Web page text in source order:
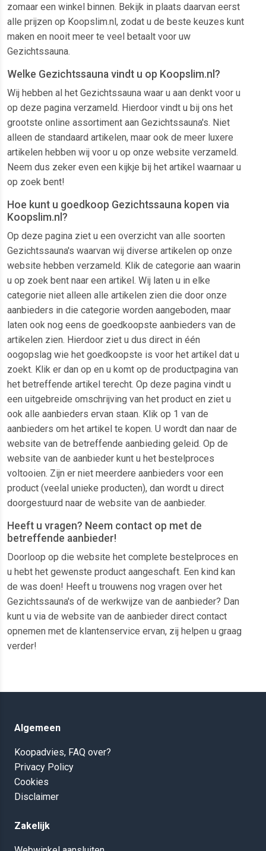
zomaar een winkel binnen. Bekijk in plaats daarvan eerst
alle prijzen op Koopslim.nl, zodat u de beste keuzes kunt
maken en nooit meer te veel betaalt voor uw
Gezichtssauna.
Welke Gezichtssauna vindt u op Koopslim.nl?
Wij hebben al het Gezichtssauna waar u aan denkt voor u
op deze pagina verzameld. Hierdoor vindt u bij ons het
grootste online assortiment aan Gezichtssauna's. Niet
alleen de standaard artikelen, maar ook de meer luxere
artikelen hebben wij voor u op onze website verzameld.
Neem dus zeker even een kijkje bij het artikel waarnaar u
op zoek bent!
Hoe kunt u goedkoop Gezichtssauna kopen via
Koopslim.nl?
Op deze pagina ziet u een overzicht van alle soorten
Gezichtssauna's waarvan wij diverse artikelen op onze
website hebben verzameld. Klik de categorie aan waarin
u op zoek bent naar een artikel. Wij laten u in elke
categorie niet alleen alle artikelen zien die door onze
aanbieders in die categorie worden aangeboden, maar
laten ook nog eens de goedkoopste aanbieders van de
artikelen zien. Hierdoor ziet u dus direct in één
oogopslag wie het goedkoopste is voor het artikel dat u
zoekt. Klik er dan op en u komt op de productpagina van
het betreffende artikel terecht. Op deze pagina vindt u
een uitgebreide omschrijving van het product en ziet u
ook alle aanbieders ervan staan. Klik op 1 van de
aanbieders om het artikel te kopen. U wordt dan naar de
website van de betreffende aanbieding geleid. Op de
website van de aanbieder kunt u het bestelproces
voltooien. Zijn er niet meerdere aanbieders voor een
product (veelal unieke producten), dan wordt u direct
doorgestuurd naar de website van de aanbieder.
Heeft u vragen? Neem contact op met de
betreffende aanbieder!
Doorloop op die website het complete bestelproces en
u hebt het gewenste product aangeschaft. Een kind kan
de was doen! Heeft u trouwens nog vragen over het
Gezichtssauna's of de werkwijze van de aanbieder? Dan
kunt u via de website van de aanbieder direct contact
opnemen met de klantenservice ervan, zij helpen u graag
verder!
Algemeen
Koopadvies, FAQ over?
Privacy Policy
Cookies
Disclaimer
Zakelijk